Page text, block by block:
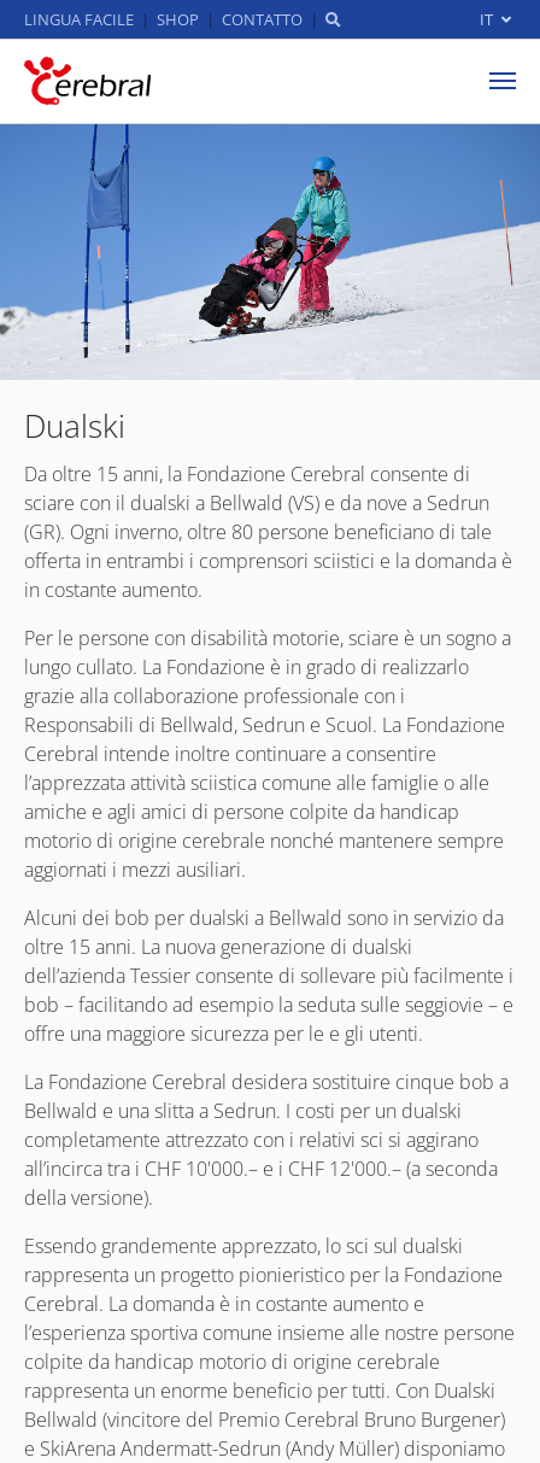
Skip to main content
LINGUA FACILE SHOP CONTATTO IT
Dualski
Da oltre 15 anni, la Fondazione Cerebral consente di
sciare con il dualski a Bellwald (VS) e da nove a Sedrun
(GR). Ogni inverno, oltre 80 persone beneficiano di tale
offerta in entrambi i comprensori sciistici e la domanda è
in costante aumento.
Per le persone con disabilità motorie, sciare è un sogno a
lungo cullato. La Fondazione è in grado di realizzarlo
grazie alla collaborazione professionale con i
Responsabili di Bellwald, Sedrun e Scuol. La Fondazione
Cerebral intende inoltre continuare a consentire
l’apprezzata attività sciistica comune alle famiglie o alle
amiche e agli amici di persone colpite da handicap
motorio di origine cerebrale nonché mantenere sempre
aggiornati i mezzi ausiliari.
Alcuni dei bob per dualski a Bellwald sono in servizio da
oltre 15 anni. La nuova generazione di dualski
dell’azienda Tessier consente di sollevare più facilmente i
bob – facilitando ad esempio la seduta sulle seggiovie – e
offre una maggiore sicurezza per le e gli utenti.
La Fondazione Cerebral desidera sostituire cinque bob a
Bellwald e una slitta a Sedrun. I costi per un dualski
completamente attrezzato con i relativi sci si aggirano
all’incirca tra i CHF 10'000.– e i CHF 12'000.– (a seconda
della versione).
Essendo grandemente apprezzato, lo sci sul dualski
rappresenta un progetto pionieristico per la Fondazione
Cerebral. La domanda è in costante aumento e
l’esperienza sportiva comune insieme alle nostre persone
colpite da handicap motorio di origine cerebrale
rappresenta un enorme beneficio per tutti. Con Dualski
Bellwald (vincitore del Premio Cerebral Bruno Burgener)
e SkiArena Andermatt-Sedrun (Andy Müller) disponiamo